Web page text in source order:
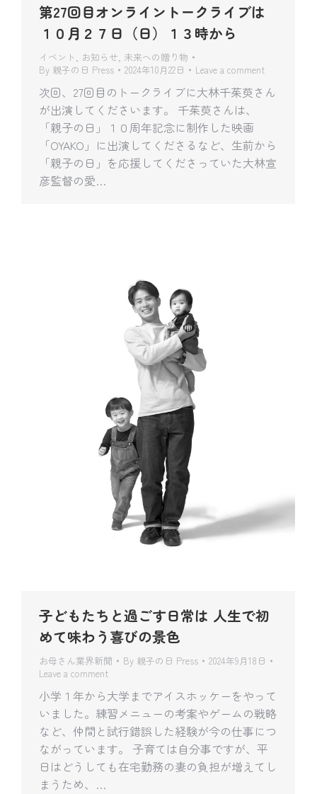
第27回目オンライントークライブは
１０月２７日（日）１３時から
イベント お知らせ 未来への贈り物
By 親子の日 Press 2024年10月22日 Leave a comment
次回、27回目のトークライブに大林千茱萸さん
が出演してくださいます。 千茱萸さんは、
「親子の日」１０周年記念に制作した映画
「OYAKO」に出演してくださるなど、生前から
「親子の日」を応援してくださっていた大林宣
彦監督の愛…
子どもたちと過ごす日常は 人生で初
めて味わう喜びの景色
お母さん業界新聞 By 親子の日 Press
2024年9月18日
Leave a comment
小学１年から大学までアイスホッケーをやって
いました。練習メニューの考案やゲームの戦略
など、仲間と試行錯誤した経験が今の仕事につ
ながっています。 子育ては自分事ですが、平
日はどうしても在宅勤務の妻の負担が増えてし
まうため、…